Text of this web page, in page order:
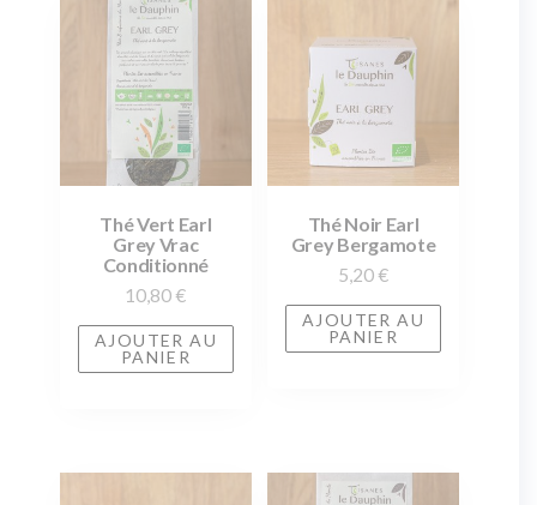
Thé Vert Earl
Grey Vrac
Conditionné
10,80 €
AJOUTER AU
PANIER
Thé Noir Earl
Grey Bergamote
5,20 €
AJOUTER AU
PANIER